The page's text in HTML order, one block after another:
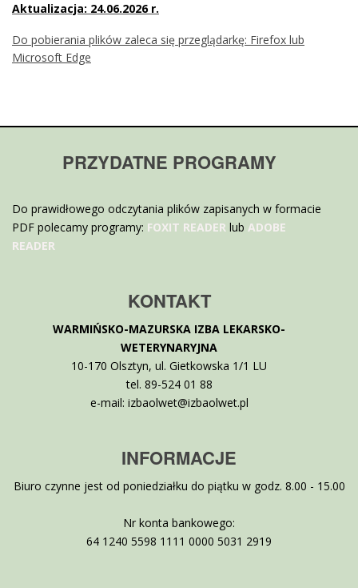
Aktualizacja: 24.06.2026 r.
Do pobierania plików zaleca się przeglądarkę: Firefox lub
Microsoft Edge
PRZYDATNE PROGRAMY
Do prawidłowego odczytania plików zapisanych w formacie
PDF polecamy programy: FOXIT READER lub ADOBE
READER
KONTAKT
WARMIŃSKO-MAZURSKA IZBA LEKARSKO-
WETERYNARYJNA
10-170 Olsztyn, ul. Gietkowska 1/1 LU
tel. 89-524 01 88
e-mail: izbaolwet@izbaolwet.pl
INFORMACJE
Biuro czynne jest od poniedziałku do piątku w godz. 8.00 - 15.00
Nr konta bankowego:
64 1240 5598 1111 0000 5031 2919